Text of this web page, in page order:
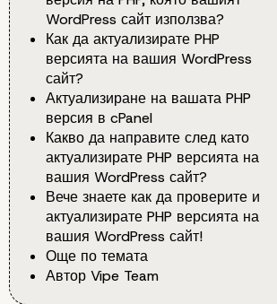
WordPress сайт използва?
Как да актуализирате PHP
версията на вашия WordPress
сайт?
Актуализиране на вашата PHP
версия в cPanel
Какво да направите след като
актуализирате PHP версията на
вашия WordPress сайт?
Вече знаете как да проверите и
актуализирате PHP версията на
вашия WordPress сайт!
Още по темата
Автор Vipe Team